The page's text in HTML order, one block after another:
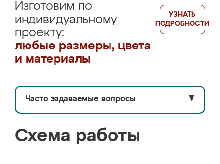
Изготовим по
индивидуальному
проекту:
любые размеры, цвета
и материалы
УЗНАТЬ
ПОДРОБНОСТИ
Часто задаваемые вопросы ▼
Схема работы